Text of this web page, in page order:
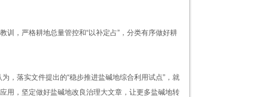
，严格耕地总量管控和“以补定占”，分类有序做好耕
，落实文件提出的“稳步推进盐碱地综合利用试点”，就
用，坚定做好盐碱地改良治理大文章，让更多盐碱地转